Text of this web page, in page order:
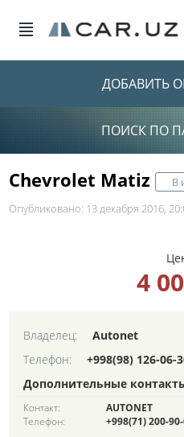
ДОБАВИТЬ
ПОИСК ПО
Chevrolet Matiz
В
Опубликовано: 13 декабря 2016,
4
Владелец:
Autonet
Телефон:
+998(98) 126-06-
Дополнительные
Контакт:
AUTONET
Телефон:
+998(71) 200-